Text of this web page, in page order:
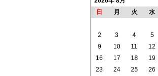
日
月 火 水
2
3 4 5
9
10 11 12
16
17 18 19
23
24 25 26